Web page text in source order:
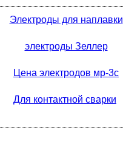
Электроды для наплавки
электроды Зеллер
Цена электродов мр-3с
Для контактной сварки